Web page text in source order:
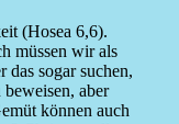
(Hosea 6,6).
müssen wir als
das sogar suchen,
aber
können auch